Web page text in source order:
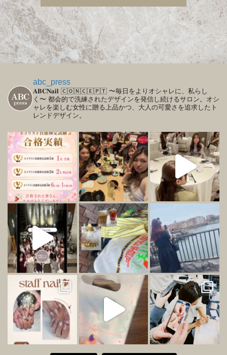
abc_press
𝐀𝐁𝐂𝐍𝐚𝐢𝐥 🄲🄾🄽🄲🄴🄿🅃 〜毎日をよりオシャレに、私らし
く〜 都会的で洗練されたデザインを発信し続けるサロン。オシ
ャレを楽しむ女性に贈る上品かつ、大人の可愛さを追求したト
レンドデザイン。